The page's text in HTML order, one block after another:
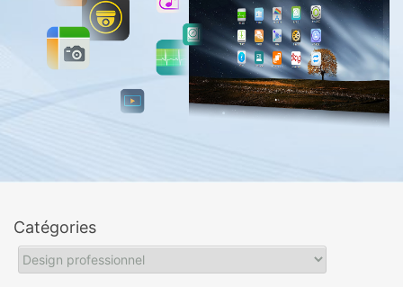
Catégories